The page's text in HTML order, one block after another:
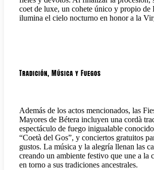
coet de luxe, un cohete único y propio de
ilumina el cielo nocturno en honor a la
Tradición, Música y Fuegos
Además de los actos mencionados, las
Mayores de Bétera incluyen una cordà
espectáculo de fuego inigualable
“Coetà del Gos”, y conciertos gratuitos
gustos. La música y la alegría llenan las
creando un ambiente festivo que une a la
en torno a sus tradiciones ancestrales.